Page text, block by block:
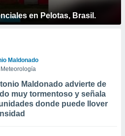
en Pelotas, Brasil.
Maldonado
Maldonado advierte de
muy tormentoso y señala
donde puede llover